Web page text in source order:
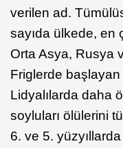
verilen ad.
sayıda ülkede, en
Orta Asya, Rusya
Friglerde
Lidyalılarda daha
soyluları ölülerini
6. ve 5.